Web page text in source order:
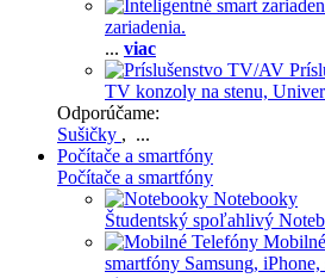
zariadenia.
... viac
TV konzoly na stenu,
Odporúčame:
Sušičky , ...
Počítače a smartfóny
Počítače a smartfóny
Notebooky
Študentský spoľahlivý
smartfóny Samsung, iPhone,